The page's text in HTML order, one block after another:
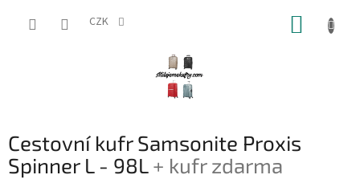
CZK
Cestovní kufr Samsonite Proxis
Spinner L - 98L+ kufr zdarma